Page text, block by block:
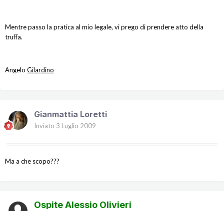
Mentre passo la pratica al mio legale, vi prego di prendere atto della
truffa.
Angelo Gilardino
Gianmattia Loretti
Inviato 3 Luglio 2009
Ma a che scopo???
Ospite Alessio Olivieri